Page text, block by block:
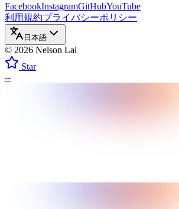
FacebookInstagramGitHubYouTube
利用規約プライバシーポリシー
日本語
© 2026 Nelson Lai
Star
--